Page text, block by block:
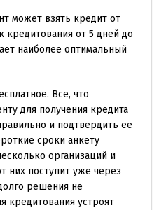
может взять кредит от
кредитования от 5 дней до
наиболее оптимальный
Все, что
для получения кредита
и подтвердить ее
сроки анкету
организаций и
них поступит уже через
решения не
кредитования устроят